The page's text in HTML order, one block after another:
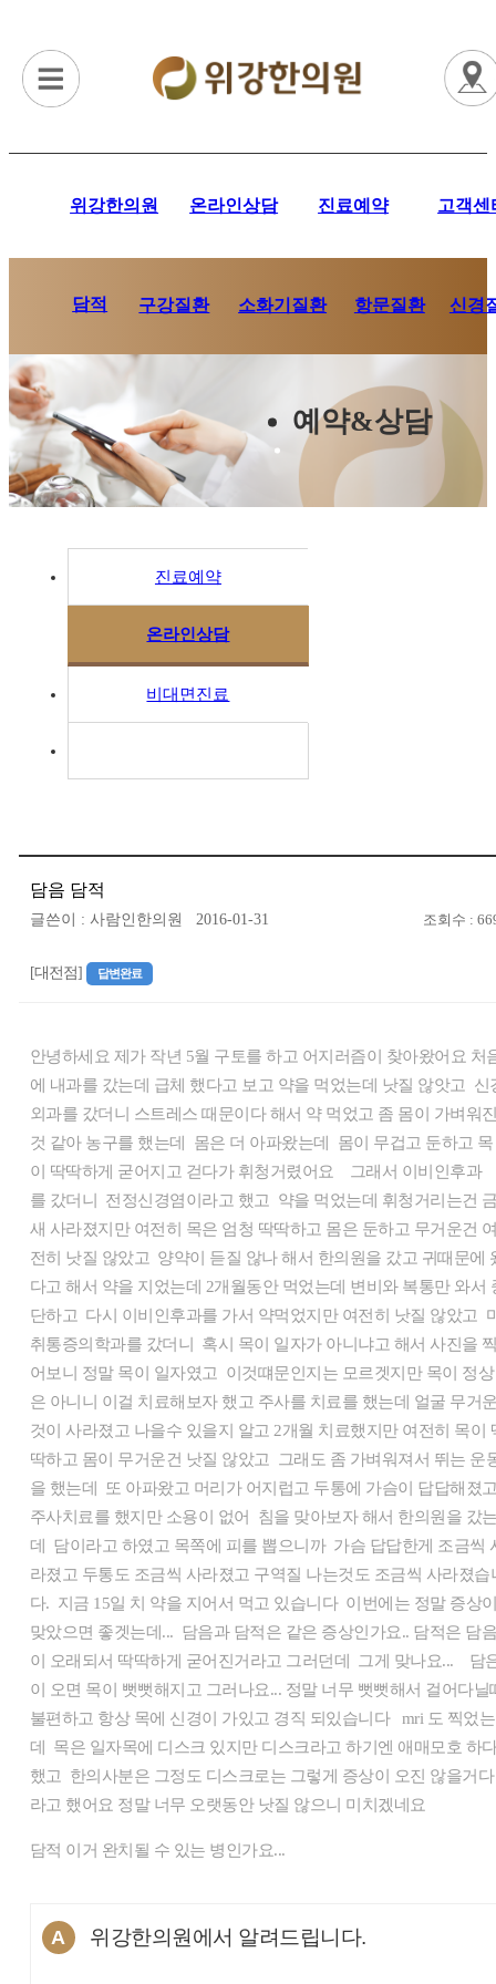
위강한의원 온라인상담 진료예약 고객센
담적 구강질환 소화기질환 항문질환 신경
예약&상담
진료예약
온라인상담
비대면진료
담음 담적
글쓴이 : 사람인한의원 2016-01-31 조회수 :
[대전점] 답변완료
안녕하세요 제가 작년 5월 구토를 하고 어지러즘이 찾아왔어요 처
에 내과를 갔는데 급체 했다고 보고 약을 먹었는데 낫질 않앗고 신
외과를 갔더니 스트레스 때문이다 해서 약 먹었고 좀 몸이 가벼워
것 같아 농구를 했는데 몸은 더 아파왔는데 몸이 무겁고 둔하고 목
이 딱딱하게 굳어지고 걷다가 휘청거렸어요 그래서 이비인후과
를 갔더니 전정신경염이라고 했고 약을 먹었는데 휘청거리는건
새 사라졌지만 여전히 목은 엄청 딱딱하고 몸은 둔하고 무거운건
전히 낫질 않았고 양약이 듣질 않나 해서 한의원을 갔고 귀때문에
다고 해서 약을 지었는데 2개월동안 먹었는데 변비와 복통만 와서
단하고 다시 이비인후과를 가서 약먹었지만 여전히 낫질 않았고
취통증의학과를 갔더니 혹시 목이 일자가 아니냐고 해서 사진을
어보니 정말 목이 일자였고 이것떄문인지는 모르겟지만 목이 정상
은 아니니 이걸 치료해보자 했고 주사를 치료를 했는데 얼굴 무거
것이 사라졌고 나을수 있을지 알고 2개월 치료했지만 여전히 목이
딱하고 몸이 무거운건 낫질 않았고 그래도 좀 가벼워져서 뛰는 운
을 했는데 또 아파왔고 머리가 어지럽고 두통에 가슴이 답답해졌
주사치료를 했지만 소용이 없어 침을 맞아보자 해서 한의원을 갔
데 담이라고 하였고 목쪽에 피를 뽑으니까 가슴 답답한게 조금씩
라졌고 두통도 조금씩 사라졌고 구역질 나는것도 조금씩 사라졌습
다. 지금 15일 치 약을 지어서 먹고 있습니다 이번에는 정말 증상
맞았으면 좋겟는데... 담음과 담적은 같은 증상인가요.. 담적은 담
이 오래되서 딱딱하게 굳어진거라고 그러던데 그게 맞나요... 담
이 오면 목이 뻣뻣해지고 그러나요... 정말 너무 뻣뻣해서 걸어다닐
불편하고 항상 목에 신경이 가있고 경직 되있습니다 mri 도 찍었는
데 목은 일자목에 디스크 있지만 디스크라고 하기엔 애매모호 하
했고 한의사분은 그정도 디스크로는 그렇게 증상이 오진 않을거다
라고 했어요 정말 너무 오랫동안 낫질 않으니 미치겠네요
담적 이거 완치될 수 있는 병인가요...
A 위강한의원에서 알려드립니다.